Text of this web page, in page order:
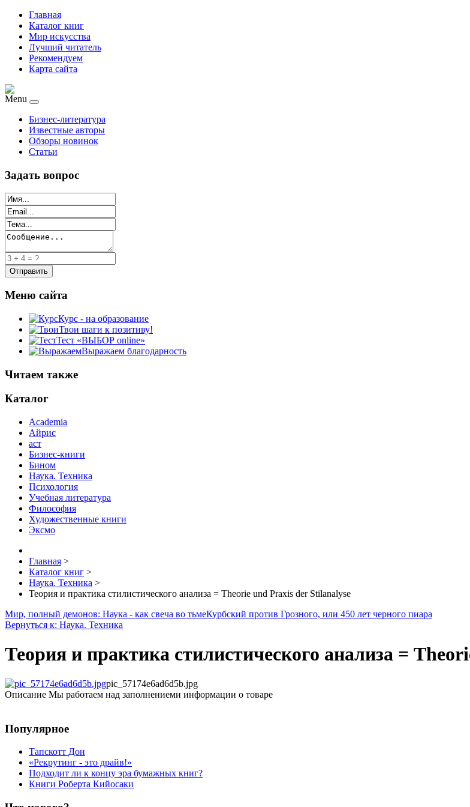
Главная
Каталог книг
Мир искусства
Лучший читатель
Рекомендуем
Карта сайта
Menu
Бизнес-литература
Известные авторы
Обзоры новинок
Статьи
Задать вопрос
Меню сайта
Курс - на образование
Твои шаги к позитиву!
Тест «ВЫБОР online»
Выражаем благодарность
Читаем также
Каталог
Academia
Айрис
аст
Бизнес-книги
Бином
Наука. Техника
Психология
Учебная литература
Философия
Художественные книги
Эксмо
Главная >
Каталог книг >
Наука. Техника >
Теория и практика стилистического анализа = Theorie und Praxis der Stilanalyse
Мир, полный демонов: Наука - как свеча во тьмеКурбский против Грозного, или 450 лет черного пиара
Вернуться к: Наука. Техника
Теория и практика стилистического анализа =
pic_57174e6ad6d5b.jpg
Описание Мы работаем над заполнениеми информации о товаре
Популярное
Тапскотт Дон
«Рекрутинг - это драйв!»
Подходит ли к концу эра бумажных книг?
Книги Роберта Кийосаки